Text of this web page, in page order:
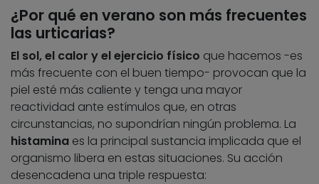
¿Por qué en verano son más frecuentes
las urticarias?
El sol, el calor y el ejercicio físico que hacemos -es
más frecuente con el buen tiempo- provocan que la
piel esté más caliente y tenga una mayor
reactividad ante estímulos que, en otras
circunstancias, no supondrían ningún problema. La
histamina es la principal sustancia implicada que el
organismo libera en estas situaciones. Su acción
desencadena una triple respuesta: